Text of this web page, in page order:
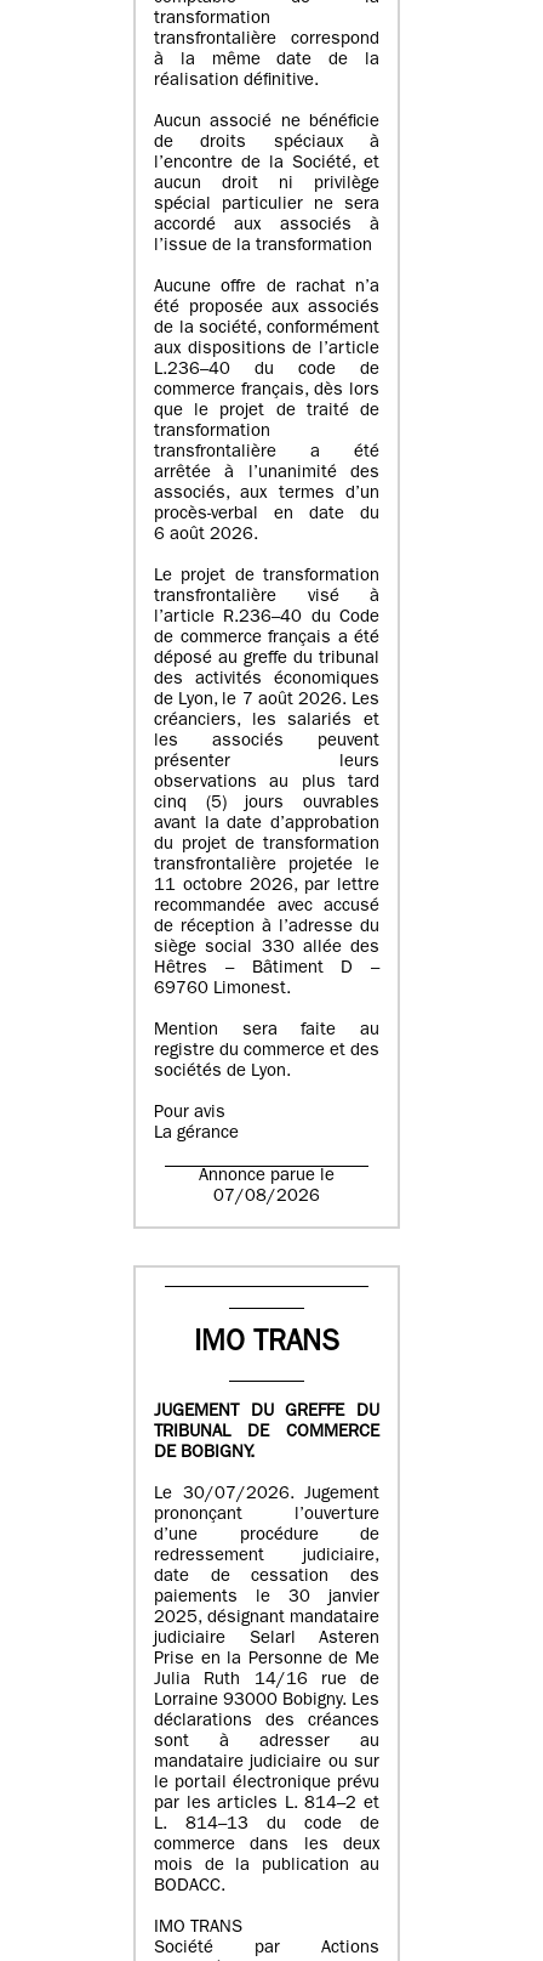
transformation
transfrontalière correspond
à la même date de la
réalisation définitive.
Aucun associé ne bénéficie
de droits spéciaux à
l’encontre de la Société, et
aucun droit ni privilège
spécial particulier ne sera
accordé aux associés à
l’issue de la transformation
Aucune offre de rachat n’a
été proposée aux associés
de la société, conformément
aux dispositions de l’article
L.236–40 du code de
commerce français, dès lors
que le projet de traité de
transformation
transfrontalière a été
arrêtée à l’unanimité des
associés, aux termes d’un
procès-verbal en date du
6 août 2026.
Le projet de transformation
transfrontalière visé à
l’article R.236–40 du Code
de commerce français a été
déposé au greffe du tribunal
des activités économiques
de Lyon, le 7 août 2026. Les
créanciers, les salariés et
les associés peuvent
présenter leurs
observations au plus tard
cinq (5) jours ouvrables
avant la date d’approbation
du projet de transformation
transfrontalière projetée le
11 octobre 2026, par lettre
recommandée avec accusé
de réception à l’adresse du
siège social 330 allée des
Hêtres – Bâtiment D –
69760 Limonest.
Mention sera faite au
registre du commerce et des
sociétés de Lyon.
Pour avis
La gérance
Annonce parue le
07/08/2026
IMO TRANS
JUGEMENT DU GREFFE DU
TRIBUNAL DE COMMERCE
DE BOBIGNY.
Le 30/07/2026. Jugement
prononçant l’ouverture
d’une procédure de
redressement judiciaire,
date de cessation des
paiements le 30 janvier
2025, désignant mandataire
judiciaire Selarl Asteren
Prise en la Personne de Me
Julia Ruth 14/16 rue de
Lorraine 93000 Bobigny. Les
déclarations des créances
sont à adresser au
mandataire judiciaire ou sur
le portail électronique prévu
par les articles L. 814–2 et
L. 814–13 du code de
commerce dans les deux
mois de la publication au
BODACC.
IMO TRANS
Société par Actions